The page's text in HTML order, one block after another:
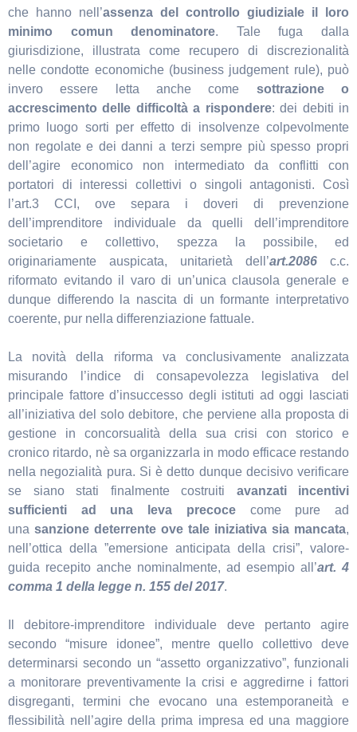
che hanno nell’assenza del controllo giudiziale il loro
minimo comun denominatore. Tale fuga dalla
giurisdizione, illustrata come recupero di discrezionalità
nelle condotte economiche (business judgement rule), può
invero essere letta anche come sottrazione o
accrescimento delle difficoltà a rispondere: dei debiti in
primo luogo sorti per effetto di insolvenze colpevolmente
non regolate e dei danni a terzi sempre più spesso propri
dell’agire economico non intermediato da conflitti con
portatori di interessi collettivi o singoli antagonisti. Così
l’art.3 CCI, ove separa i doveri di prevenzione
dell’imprenditore individuale da quelli dell’imprenditore
societario e collettivo, spezza la possibile, ed
originariamente auspicata, unitarietà dell’art.2086 c.c.
riformato evitando il varo di un’unica clausola generale e
dunque differendo la nascita di un formante interpretativo
coerente, pur nella differenziazione fattuale.
La novità della riforma va conclusivamente analizzata
misurando l’indice di consapevolezza legislativa del
principale fattore d’insuccesso degli istituti ad oggi lasciati
all’iniziativa del solo debitore, che perviene alla proposta di
gestione in concorsualità della sua crisi con storico e
cronico ritardo, nè sa organizzarla in modo efficace restando
nella negozialità pura. Si è detto dunque decisivo verificare
se siano stati finalmente costruiti avanzati incentivi
sufficienti ad una leva precocecome pure ad
una sanzione deterrente ove tale iniziativa sia mancata,
nell’ottica della ”emersione anticipata della crisi”, valore-
guida recepito anche nominalmente, ad esempio all’art. 4
comma 1 della legge n. 155 del 2017.
Il debitore-imprenditore individuale deve pertanto agire
secondo “misure idonee”, mentre quello collettivo deve
determinarsi secondo un “assetto organizzativo”, funzionali
a monitorare preventivamente la crisi e aggredirne i fattori
disgreganti, termini che evocano una estemporaneità e
flessibilità nell’agire della prima impresa ed una maggiore